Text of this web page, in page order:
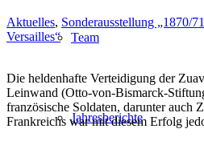
Team
Jahresberichte
Aktuelles, Sonderausstellung „1870/
Versailles“
Die heldenhafte Verteidigung der
Leinwand (Otto-von-Bismarck-
französische Soldaten, darunter auch
Frankreichs war mit diesem Erfolg